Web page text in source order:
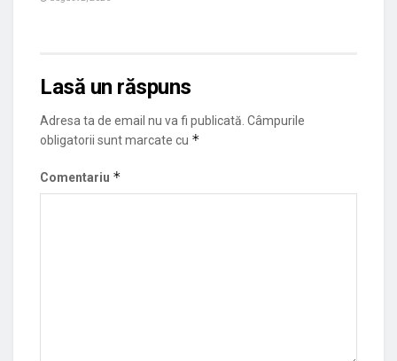
Lasă un răspuns
Adresa ta de email nu va fi publicată. Câmpurile
obligatorii sunt marcate cu *
Comentariu *